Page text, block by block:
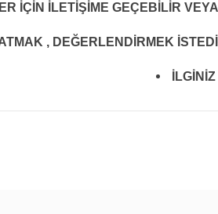
İÇİN İLETİŞİME GEÇEBİLİR
, DEĞERLENDİRMEK